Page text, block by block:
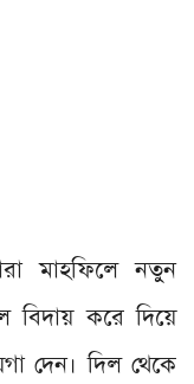
মাহফিলে নতুন
বিদায় করে দিয়ে
দেন। দিল থেকে